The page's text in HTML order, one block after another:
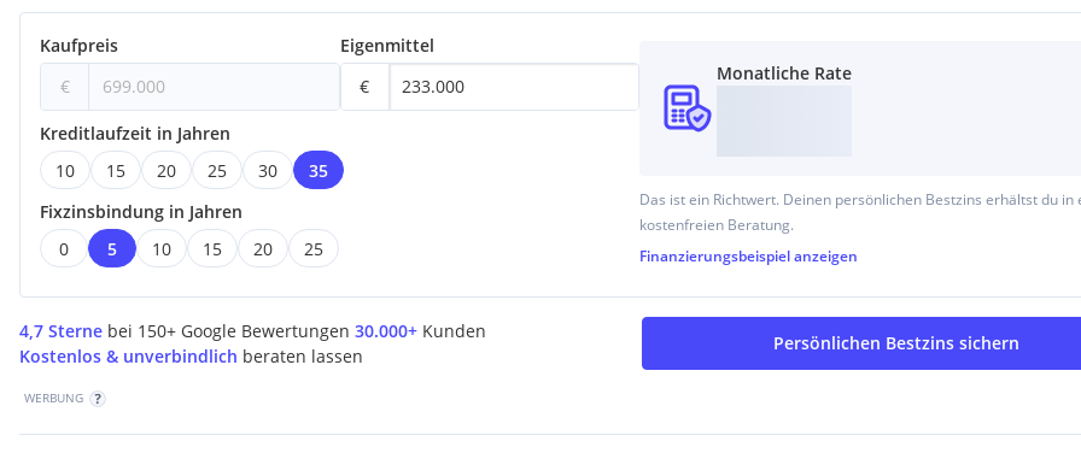
Kaufpreis
€
Eigenmittel
€
Kreditlaufzeit in Jahren
10
15 20 25 30
35
Fixzinsbindung in Jahren
0
5 10 15 20 25
Monatliche Rate
Das ist ein Richtwert. Deinen persönlichen Bestzins erhältst du in
kostenfreien Beratung.
Finanzierungsbeispielanzeigen
4,7 Sterne bei 150+ Google Bewertungen 30.000+ Kunden
Kostenlos & unverbindlich beraten lassen
Persönlichen Bestzins sichern
WERBUNG